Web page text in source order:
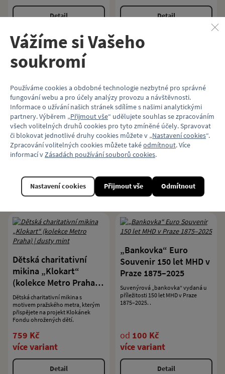
Detail Detail
Nejprodávanější
„Jezevčík“
Schéma metra tak, jak ho znáte z
vozů podzemní dráhy.
Koupit
Dětská charitativní
mikina Klokart (kolekce
Historie metra) |
smaragdová modrá
Dětská charitativní mikina s
motivem historie metra, kterou
přispějete na projekt Klokánek
Fondu ohrožených dětí.
729 Kč
Dětská charitativní
mikina „Klokart“
(kolekce Metro Praha) |
dusty mint
Dětská charitativní mikina s
motivem pražského metra, kterým
přispějete na projekt Klokánek
Fondu ohrožených dětí.
759 Kč
více variant
Detail
„Bankovka“ Euro
Souvenir 150 let MHD v
Praze 1875–2025
Suvenýrová „bankovka“ vydaná u
příležitosti 150 let MHD v Praze
1875–2025. .
od 100 Kč
více variant
Detail
Vážíme si Vašeho
soukromí
Používáme cookies a obdobné technologie nezbytné pro správné
fungování webu a pro účely analýzy provozu a návštěvnosti.
Informace o užívání našich stránek sdílíme s našimi analytickými
partnery. Výběrem „Přijmout vše“ udělujete souhlas se zpracováním
všech volitelných druhů cookies pro tyto zmíněné účely. Spravovat
či blokovat jednotlivé druhy cookies můžete v „Nastavení cookies“.
Zpracování volitelných cookies můžete takéodmítnout. Více
informací v Zásadách používání souborů cookies.
Odmítnout
Nastavení cookies Přijmout vše